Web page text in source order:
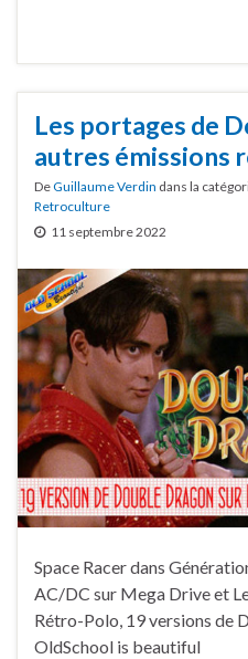
Les portages de
autres émissions
DeGuillaume Verdin dans la
Retroculture
11 septembre 2022
Space Racer dans
AC/DC sur Mega Drive et
Rétro-Polo, 19 versions de
OldSchool is beautiful